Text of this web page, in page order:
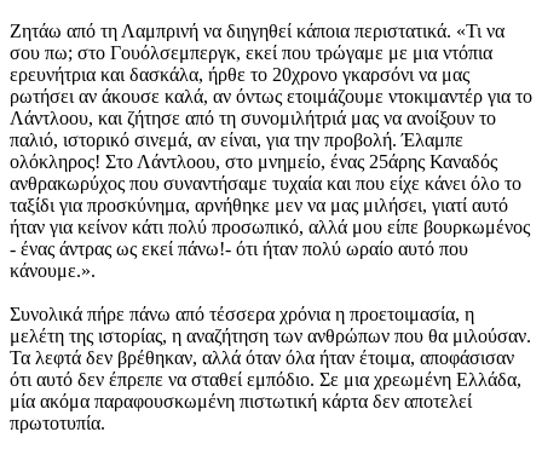
Ζητάω από τη Λαμπρινή να διηγηθεί κάποια περιστατικά. «Τι να
σου πω; στο Γουόλσεμπεργκ, εκεί που τρώγαμε με μια ντόπια
ερευνήτρια και δασκάλα, ήρθε το 20χρονο γκαρσόνι να μας
ρωτήσει αν άκουσε καλά, αν όντως ετοιμάζουμε ντοκιμαντέρ για το
Λάντλοου, και ζήτησε από τη συνομιλήτριά μας να ανοίξουν το
παλιό, ιστορικό σινεμά, αν είναι, για την προβολή. Έλαμπε
ολόκληρος! Στο Λάντλοου, στο μνημείο, ένας 25άρης Καναδός
ανθρακωρύχος που συναντήσαμε τυχαία και που είχε κάνει όλο το
ταξίδι για προσκύνημα, αρνήθηκε μεν να μας μιλήσει, γιατί αυτό
ήταν για κείνον κάτι πολύ προσωπικό, αλλά μου είπε βουρκωμένος
- ένας άντρας ως εκεί πάνω!- ότι ήταν πολύ ωραίο αυτό που
κάνουμε.».
Συνολικά πήρε πάνω από τέσσερα χρόνια η προετοιμασία, η
μελέτη της ιστορίας, η αναζήτηση των ανθρώπων που θα μιλούσαν.
Τα λεφτά δεν βρέθηκαν, αλλά όταν όλα ήταν έτοιμα, αποφάσισαν
ότι αυτό δεν έπρεπε να σταθεί εμπόδιο. Σε μια χρεωμένη Ελλάδα,
μία ακόμα παραφουσκωμένη πιστωτική κάρτα δεν αποτελεί
πρωτοτυπία.